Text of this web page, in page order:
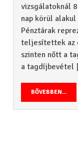
vizsgálatoknál
nap körül
Pénztárak
teljesítettek az
szinten nőtt a
a tagdíjbevétel
BŐVEBBEN...